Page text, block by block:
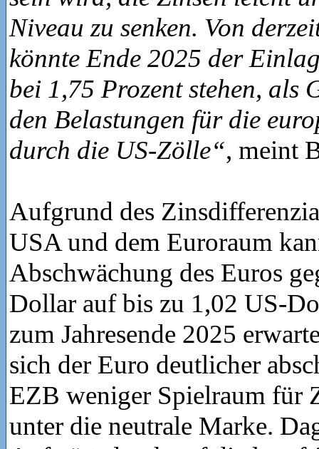
Niveau zu senken. Von
könnte Ende 2025 der
bei 1,75 Prozent stehen, als
den Belastungen für die
durch die US-Zölle“, meint
Aufgrund des
USA und dem Euroraum
Abschwächung des Euros
Dollar auf bis zu 1,02 US-
zum Jahresende 2025
sich der Euro deutlicher
EZB weniger Spielraum für
unter die neutrale Marke.